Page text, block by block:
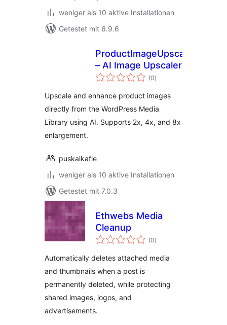
weniger als 10 aktive Installationen
Getestet mit 6.9.6
ProductImageUpscale
– AI Image Upscaler
(0Bewertungen
insgesamt
)
Upscale and enhance product images
directly from the WordPress Media
Library using AI. Supports 2x, 4x, and 8x
enlargement.
puskalkafle
weniger als 10 aktive Installationen
Getestet mit 7.0.3
Ethwebs Media
Cleanup
(0Bewertungen
insgesamt
)
Automatically deletes attached media
and thumbnails when a post is
permanently deleted, while protecting
shared images, logos, and
advertisements.